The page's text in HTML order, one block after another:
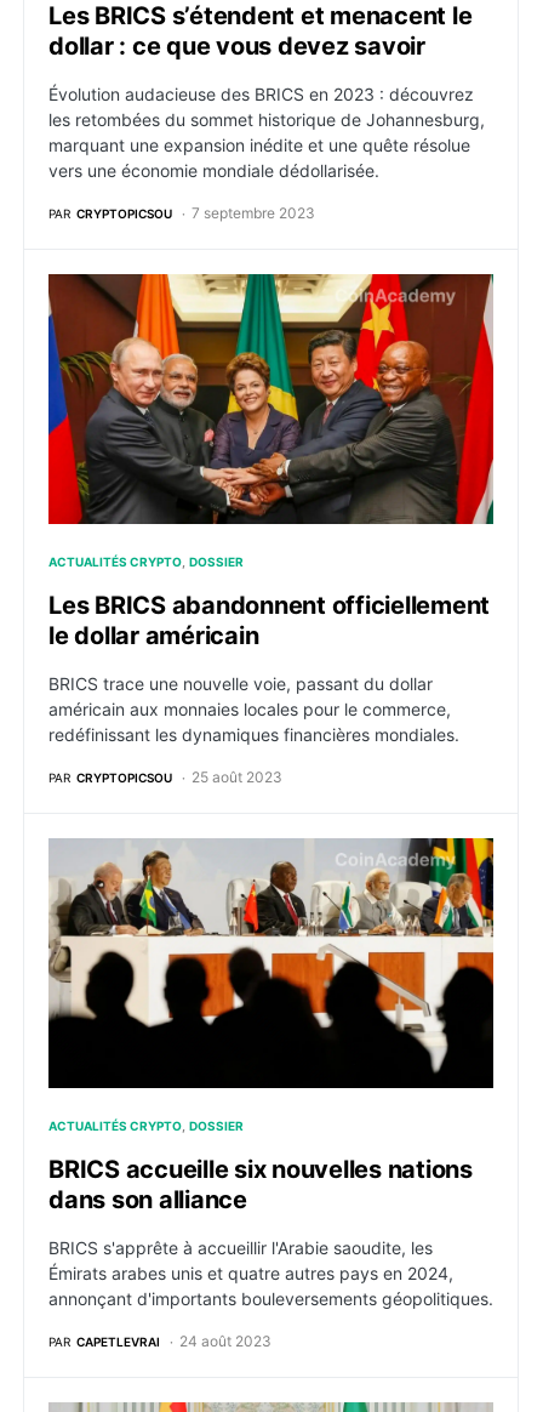
Les BRICS s’étendent et menacent le
dollar : ce que vous devez savoir
Évolution audacieuse des BRICS en 2023 : découvrez
les retombées du sommet historique de Johannesburg,
marquant une expansion inédite et une quête résolue
vers une économie mondiale dédollarisée.
PAR CRYPTOPICSOU 7 septembre 2023
Les BRICS abandonnent officiellement le dollar
ACTUALITÉS CRYPTO DOSSIER
Les BRICS abandonnent officiellement
le dollar américain
BRICS trace une nouvelle voie, passant du dollar
américain aux monnaies locales pour le commerce,
redéfinissant les dynamiques financières mondiales.
PAR CRYPTOPICSOU 25 août 2023
BRICS accueille six nouvelles nations dans son
ACTUALITÉS CRYPTO DOSSIER
BRICS accueille six nouvelles nations
dans son alliance
BRICS s'apprête à accueillir l'Arabie saoudite, les
Émirats arabes unis et quatre autres pays en 2024,
annonçant d'importants bouleversements géopolitiques.
PAR CAPETLEVRAI 24 août 2023